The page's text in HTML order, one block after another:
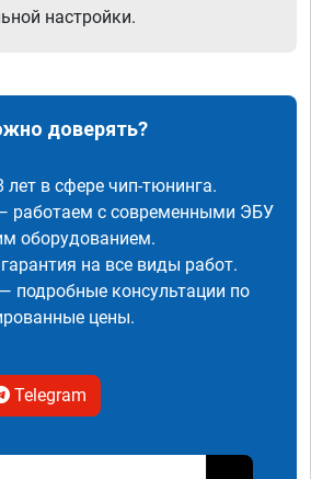
настройки.
доверять?
в сфере чип-тюнинга.
работаем с современными ЭБУ
оборудованием.
на все виды работ.
подробные консультации по
цены.
Telegram